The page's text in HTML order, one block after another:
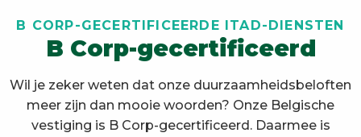
B CORP-GECERTIFICEERDE ITAD-DIENSTEN
B Corp-gecertificeerd
Wil je zeker weten dat onze duurzaamheidsbeloften
meer zijn dan mooie woorden? Onze Belgische
vestiging is B Corp-gecertificeerd. Daarmee is